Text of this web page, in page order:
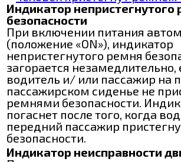
Индикатор непристегнутого
безопасности
При включении питания
(положение «ON»), индикатор
непристегнутого ремня
загорается незамедлительно,
водитель и/ или пассажир на
пассажирском сиденье не
ремнями безопасности.
погаснет после того, когда
передний пассажир
безопасности.
Индикатор неисправности